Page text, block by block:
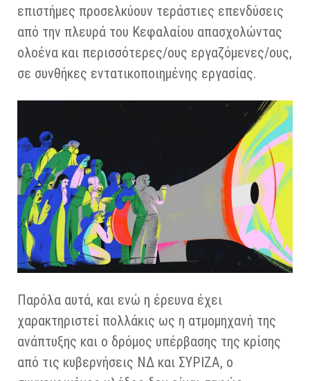
επιστήμες προσελκύουν τεράστιες επενδύσεις
από την πλευρά του Κεφαλαίου απασχολώντας
ολοένα και περισσότερες/ους εργαζόμενες/ους,
σε συνθήκες εντατικοποιημένης εργασίας.
Παρόλα αυτά, και ενώ η έρευνα έχει
χαρακτηριστεί πολλάκις ως η ατμομηχανή της
ανάπτυξης και ο δρόμος υπέρβασης της κρίσης
από τις κυβερνήσεις ΝΔ και ΣΥΡΙΖΑ, ο